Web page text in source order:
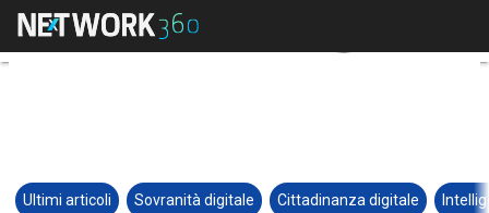
Ultimi articoli Sovranità digitale Cittadinanza digitale